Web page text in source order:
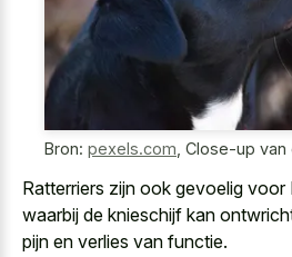
Bron: pexels.com Close-up van
Ratterriers zijn ook gevoelig voor
waarbij de knieschijf kan
pijn en verlies van functie.